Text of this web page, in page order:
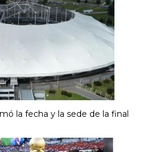
la fecha y la sede de la final